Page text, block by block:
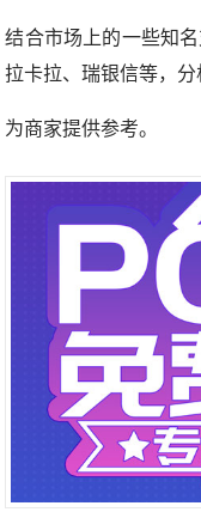
结合市场上的一些知
拉卡拉、瑞银信等，分
为商家提供参考。